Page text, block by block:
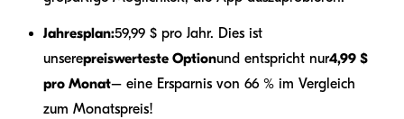
Jahresplan:59,99 $ pro Jahr. Dies ist
unserepreiswerteste Optionund entspricht nur4,99 $
pro Monat– eine Ersparnis von 66 % im Vergleich
zum Monatspreis!